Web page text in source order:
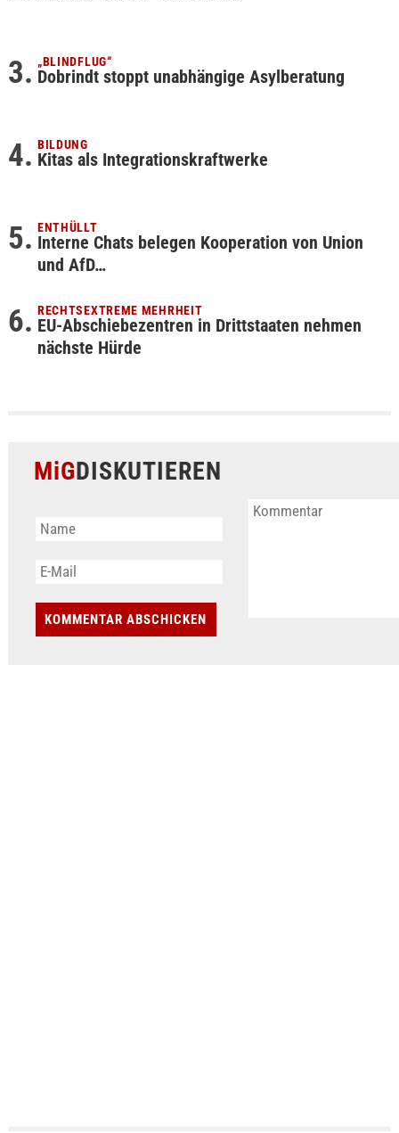
„BLINDFLUG“
Dobrindt stoppt unabhängige Asylberatung
BILDUNG
Kitas als Integrationskraftwerke
ENTHÜLLT
Interne Chats belegen Kooperation von Union
und AfD…
RECHTSEXTREME MEHRHEIT
EU-Abschiebezentren in Drittstaaten nehmen
nächste Hürde
MiGDISKUTIEREN